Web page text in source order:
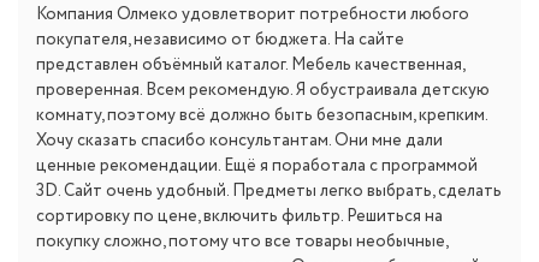
Компания Олмеко удовлетворит потребности любого
покупателя, независимо от бюджета. На сайте
представлен объёмный каталог. Мебель качественная,
проверенная. Всем рекомендую. Я обустраивала детскую
комнату, поэтому всё должно быть безопасным, крепким.
Хочу сказать спасибо консультантам. Они мне дали
ценные рекомендации. Ещё я поработала с программой
3D. Сайт очень удобный. Предметы легко выбрать, сделать
сортировку по цене, включить фильтр. Решиться на
покупку сложно, потому что все товары необычные,